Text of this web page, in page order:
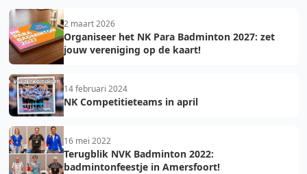
2 maart 2026
Organiseer het NK Para Badminton 2027: zet
jouw vereniging op de kaart!
14 februari 2024
NK Competitieteams in april
16 mei 2022
Terugblik NVK Badminton 2022:
badmintonfeestje in Amersfoort!